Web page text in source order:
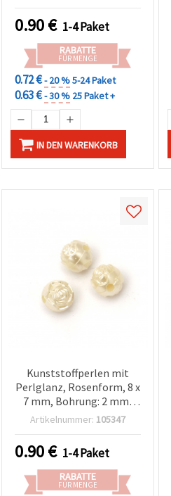
0.90€ 1-4 Paket
RABATTE
FÜR MENGE
0.72 €- 20 %5-24 Paket
0.63 €- 30 % 25 Paket +
IN DEN WARENKORB
Kunststoffperlen mit
Perlglanz, Rosenform, 8 x
7 mm, Bohrung: 2 mm,
Creme, 20 g (ca. 70 Stk.)
Artikelnummer: 105347
0.90€ 1-4 Paket
RABATTE
FÜR MENGE